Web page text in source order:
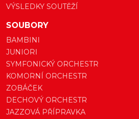
VÝSLEDKY SOUTĚŽÍ
SOUBORY
BAMBINI
JUNIORI
SYMFONICKÝ ORCHESTR
KOMORNÍ ORCHESTR
ZOBÁČEK
DECHOVÝ ORCHESTR
JAZZOVÁ PŘÍPRAVKA